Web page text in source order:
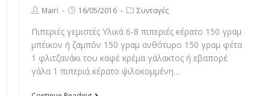
PostMairi
Post16/05/2016
PostΣυνταγές
Πιπεριές γεμιστές Υλικά 6-8 πιπεριές κέρατο 150 γραμ
μπέικον ή ζαμπόν 150 γραμ ανθότυρο 150 γραμ φέτα
1 φλιτζανάκι του καφέ κρέμα γάλακτος ή εβαπορέ
γάλα 1 πιπεριά κέρατο ψιλοκομμένη…